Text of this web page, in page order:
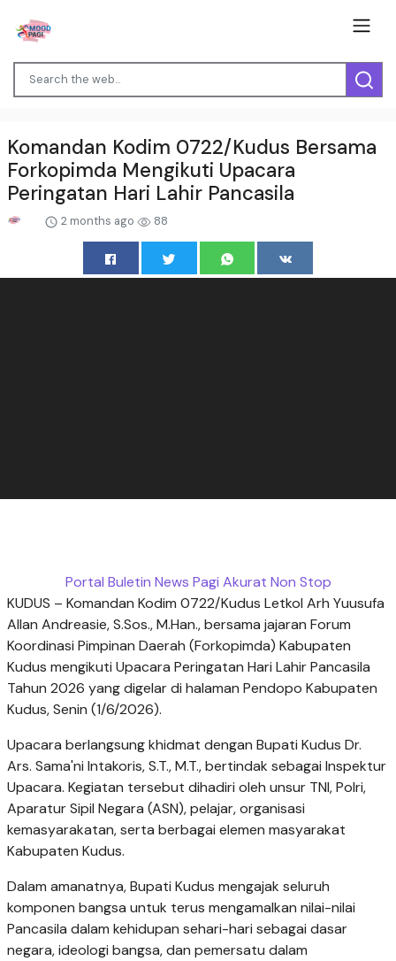
Komandan Kodim 0722/Kudus Bersama
Forkopimda Mengikuti Upacara
Peringatan Hari Lahir Pancasila
2 months ago 88
Portal Buletin News Pagi Akurat Non Stop
KUDUS – Komandan Kodim 0722/Kudus Letkol Arh Yuusufa
Allan Andreasie, S.Sos., M.Han., bersama jajaran Forum
Koordinasi Pimpinan Daerah (Forkopimda) Kabupaten
Kudus mengikuti Upacara Peringatan Hari Lahir Pancasila
Tahun 2026 yang digelar di halaman Pendopo Kabupaten
Kudus, Senin (1/6/2026).
Upacara berlangsung khidmat dengan Bupati Kudus Dr.
Ars. Sama'ni Intakoris, S.T., M.T., bertindak sebagai Inspektur
Upacara. Kegiatan tersebut dihadiri oleh unsur TNI, Polri,
Aparatur Sipil Negara (ASN), pelajar, organisasi
kemasyarakatan, serta berbagai elemen masyarakat
Kabupaten Kudus.
Dalam amanatnya, Bupati Kudus mengajak seluruh
komponen bangsa untuk terus mengamalkan nilai-nilai
Pancasila dalam kehidupan sehari-hari sebagai dasar
negara, ideologi bangsa, dan pemersatu dalam